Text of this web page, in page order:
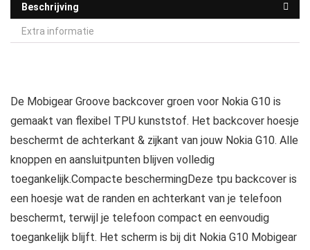
Beschrijving
Extra informatie
De Mobigear Groove backcover groen voor Nokia G10 is
gemaakt van flexibel TPU kunststof. Het backcover hoesje
beschermt de achterkant & zijkant van jouw Nokia G10. Alle
knoppen en aansluitpunten blijven volledig
toegankelijk.Compacte beschermingDeze tpu backcover is
een hoesje wat de randen en achterkant van je telefoon
beschermt, terwijl je telefoon compact en eenvoudig
toegankelijk blijft. Het scherm is bij dit Nokia G10 Mobigear